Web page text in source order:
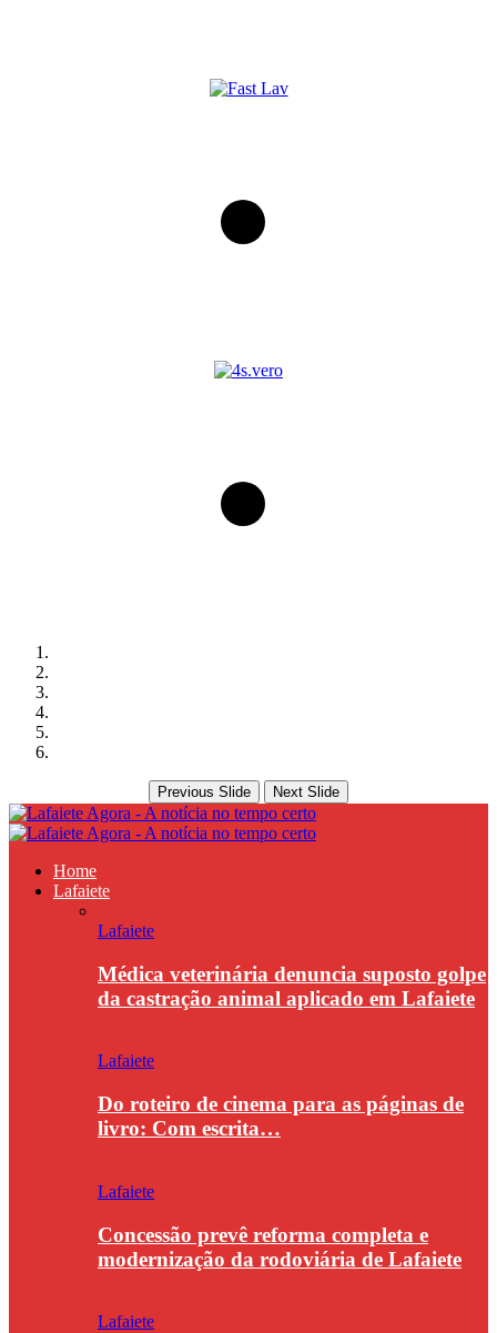
Previous Slide Next Slide
Home
Lafaiete
Lafaiete
Médica veterinária denuncia suposto golpe
da castração animal aplicado em Lafaiete
Lafaiete
Do roteiro de cinema para as páginas de
livro: Com escrita…
Lafaiete
Concessão prevê reforma completa e
modernização da rodoviária de Lafaiete
Lafaiete